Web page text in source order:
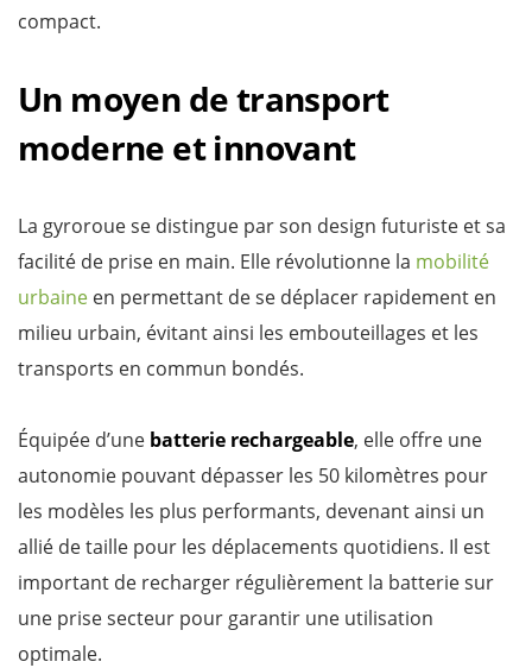
compact.
Un moyen de transport
moderne et innovant
La gyroroue se distingue par son design futuriste et sa
facilité de prise en main. Elle révolutionne la mobilité
urbaine en permettant de se déplacer rapidement en
milieu urbain, évitant ainsi les embouteillages et les
transports en commun bondés.
Équipée d’une batterie rechargeable, elle offre une
autonomie pouvant dépasser les 50 kilomètres pour
les modèles les plus performants, devenant ainsi un
allié de taille pour les déplacements quotidiens. Il est
important de recharger régulièrement la batterie sur
une prise secteur pour garantir une utilisation
optimale.